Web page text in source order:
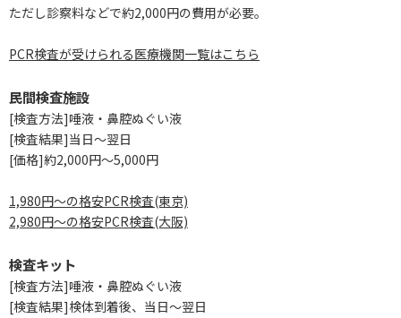
ただし診察料などで約2,000円の費用が必要。
PCR検査が受けられる医療機関一覧はこちら
民間検査施設
[検査方法]唾液・鼻腔ぬぐい液
[検査結果]当日～翌日
[価格]約2,000円～5,000円
1,980円～の格安PCR検査(東京)
2,980円～の格安PCR検査(大阪)
検査キット
[検査方法]唾液・鼻腔ぬぐい液
[検査結果]検体到着後、当日～翌日